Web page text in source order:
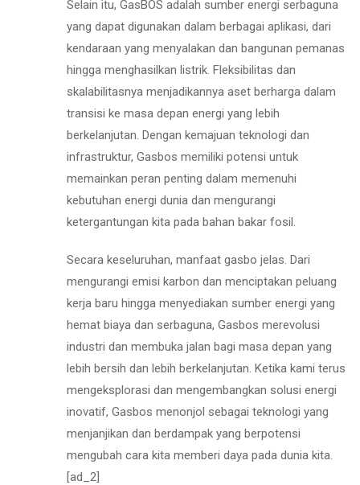
Selain itu, GasBOS adalah sumber energi serbaguna
yang dapat digunakan dalam berbagai aplikasi, dari
kendaraan yang menyalakan dan bangunan pemanas
hingga menghasilkan listrik. Fleksibilitas dan
skalabilitasnya menjadikannya aset berharga dalam
transisi ke masa depan energi yang lebih
berkelanjutan. Dengan kemajuan teknologi dan
infrastruktur, Gasbos memiliki potensi untuk
memainkan peran penting dalam memenuhi
kebutuhan energi dunia dan mengurangi
ketergantungan kita pada bahan bakar fosil.
Secara keseluruhan, manfaat gasbo jelas. Dari
mengurangi emisi karbon dan menciptakan peluang
kerja baru hingga menyediakan sumber energi yang
hemat biaya dan serbaguna, Gasbos merevolusi
industri dan membuka jalan bagi masa depan yang
lebih bersih dan lebih berkelanjutan. Ketika kami terus
mengeksplorasi dan mengembangkan solusi energi
inovatif, Gasbos menonjol sebagai teknologi yang
menjanjikan dan berdampak yang berpotensi
mengubah cara kita memberi daya pada dunia kita.
[ad_2]